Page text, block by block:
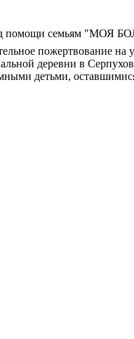
помощи семьям "МОЯ
пожертвование на
деревни в
детьми,